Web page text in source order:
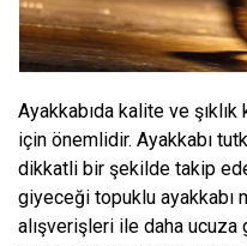
Ayakkabıda kalite ve
için önemlidir. Ayakkabı
dikkatli bir şekilde takip
giyeceği topuklu ayakkabı
alışverişleri ile daha ucuza